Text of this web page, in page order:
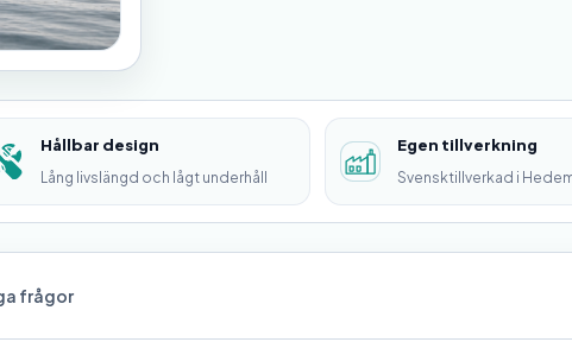
Hållbar design
Lång livslängd och lågt underhåll
Egen tillverkning
Svensktillverkad i
frågor